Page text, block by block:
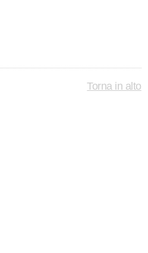
Torna in alto